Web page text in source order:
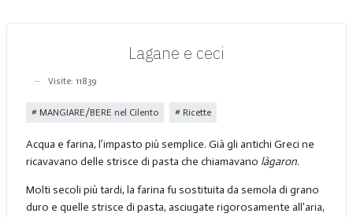
Lagane e ceci
Visite: 11839
MANGIARE/BERE nel Cilento Ricette
Acqua e farina, l’impasto più semplice. Già gli antichi Greci ne
ricavavano delle strisce di pasta che chiamavano làgaron.
Molti secoli più tardi, la farina fu sostituita da semola di grano
duro e quelle strisce di pasta, asciugate rigorosamente all’aria,